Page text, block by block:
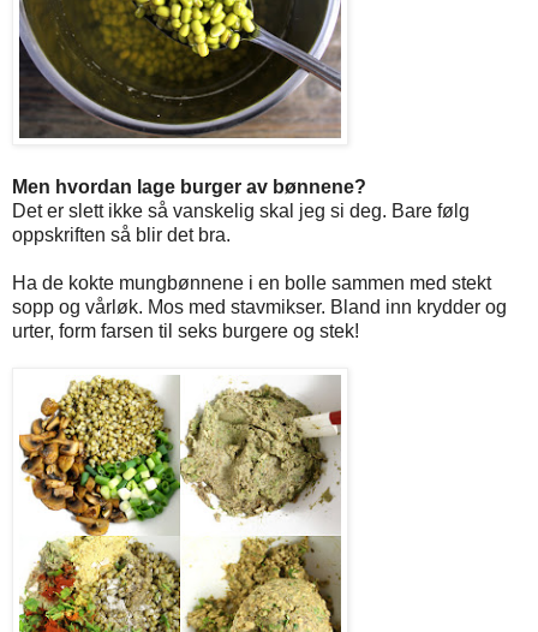
Men hvordan lage burger av bønnene?
Det er slett ikke så vanskelig skal jeg si deg. Bare følg
oppskriften så blir det bra.
Ha de kokte mungbønnene i en bolle sammen med stekt
sopp og vårløk. Mos med stavmikser. Bland inn krydder og
urter, form farsen til seks burgere og stek!